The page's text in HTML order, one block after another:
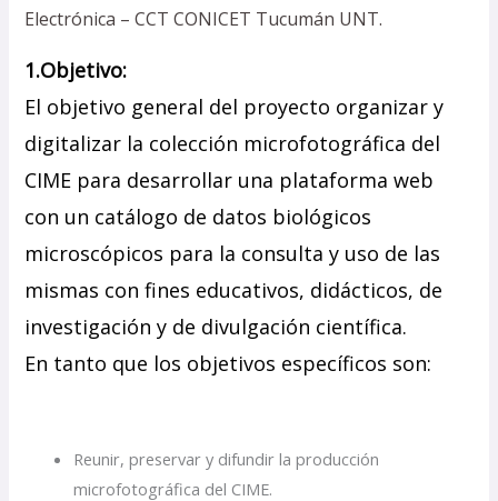
Electrónica – CCT CONICET Tucumán UNT.
1.Objetivo:
El objetivo general del proyecto organizar y
digitalizar la colección microfotográfica del
CIME para desarrollar una plataforma web
con un catálogo de datos biológicos
microscópicos para la consulta y uso de las
mismas con fines educativos, didácticos, de
investigación y de divulgación científica.
En tanto que los objetivos específicos son:
Reunir, preservar y difundir la producción
microfotográfica del CIME.